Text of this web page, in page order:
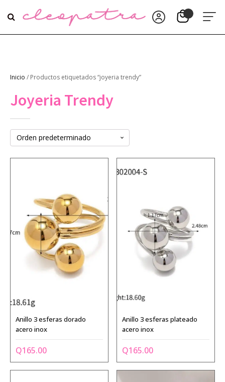
Inicio / Productos etiquetados “joyeria trendy”
Joyeria Trendy
Anillo 3 esferas dorado
acero inox
Q165.00
Anillo 3 esferas plateado
acero inox
Q165.00